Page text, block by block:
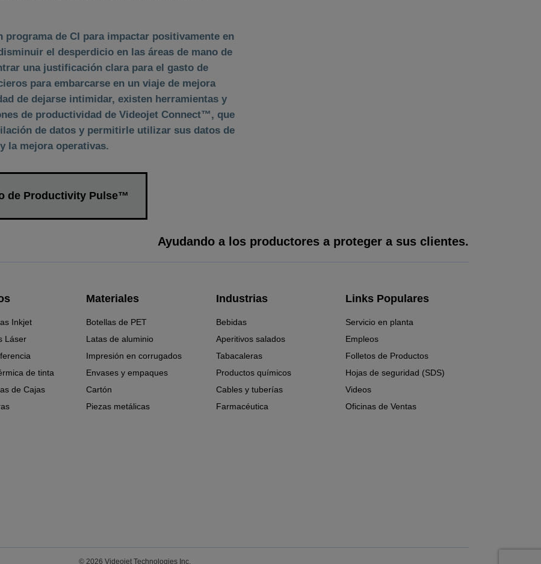
de CI para impactar positivamente en
el desperdicio en las áreas de mano de
una justificación clara para el gasto de
para embarcarse en un viaje de mejora
de dejarse intimidar, existen herramientas y
de productividad de Videojet Connect™, que
de datos y permitirle utilizar sus datos de
la mejora operativas.
de Productivity Pulse™
Ayudando a los productores a proteger a sus clientes.
Inkjet
Láser
de tinta
de Cajas
Materiales
Botellas de PET
Latas de aluminio
Impresión en corrugados
Envases y empaques
Cartón
Piezas metálicas
Industrias
Bebidas
Aperitivos salados
Tabacaleras
Productos químicos
Cables y tuberías
Farmacéutica
Links Populares
Servicio en planta
Empleos
Folletos de Productos
Hojas de seguridad (SDS)
Videos
Oficinas de Ventas
© 2026 Videojet Technologies Inc.